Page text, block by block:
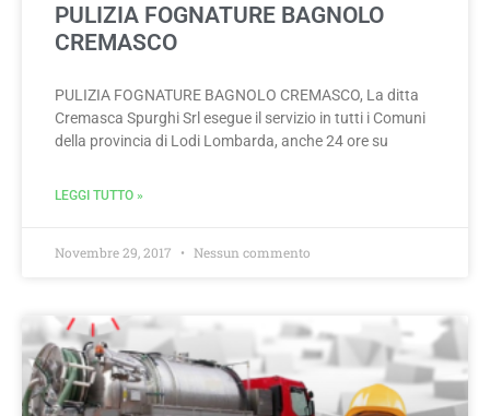
PULIZIA FOGNATURE BAGNOLO
CREMASCO
PULIZIA FOGNATURE BAGNOLO CREMASCO, La ditta
Cremasca Spurghi Srl esegue il servizio in tutti i Comuni
della provincia di Lodi Lombarda, anche 24 ore su
LEGGI TUTTO »
Novembre 29, 2017 Nessun commento